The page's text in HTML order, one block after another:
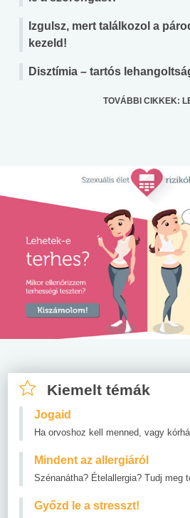
Izgulsz, mert találkozol a
kezeld!
Disztímia – tartós
TOVÁBBI CIKKEK:
Kiemelt témák
Jogaid
Ha orvoshoz kell menned, vagy
Mindent az allergiáról
Szénanátha? Ételallergia? Tudj meg
Győzd le a stresszt!